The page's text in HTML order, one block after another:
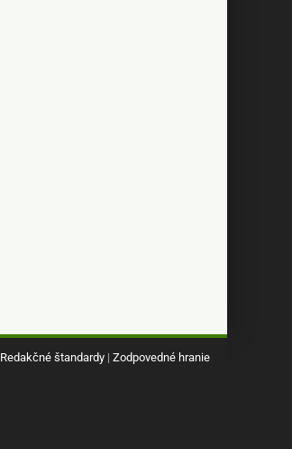
Redakčné štandardy | Zodpovedné hranie